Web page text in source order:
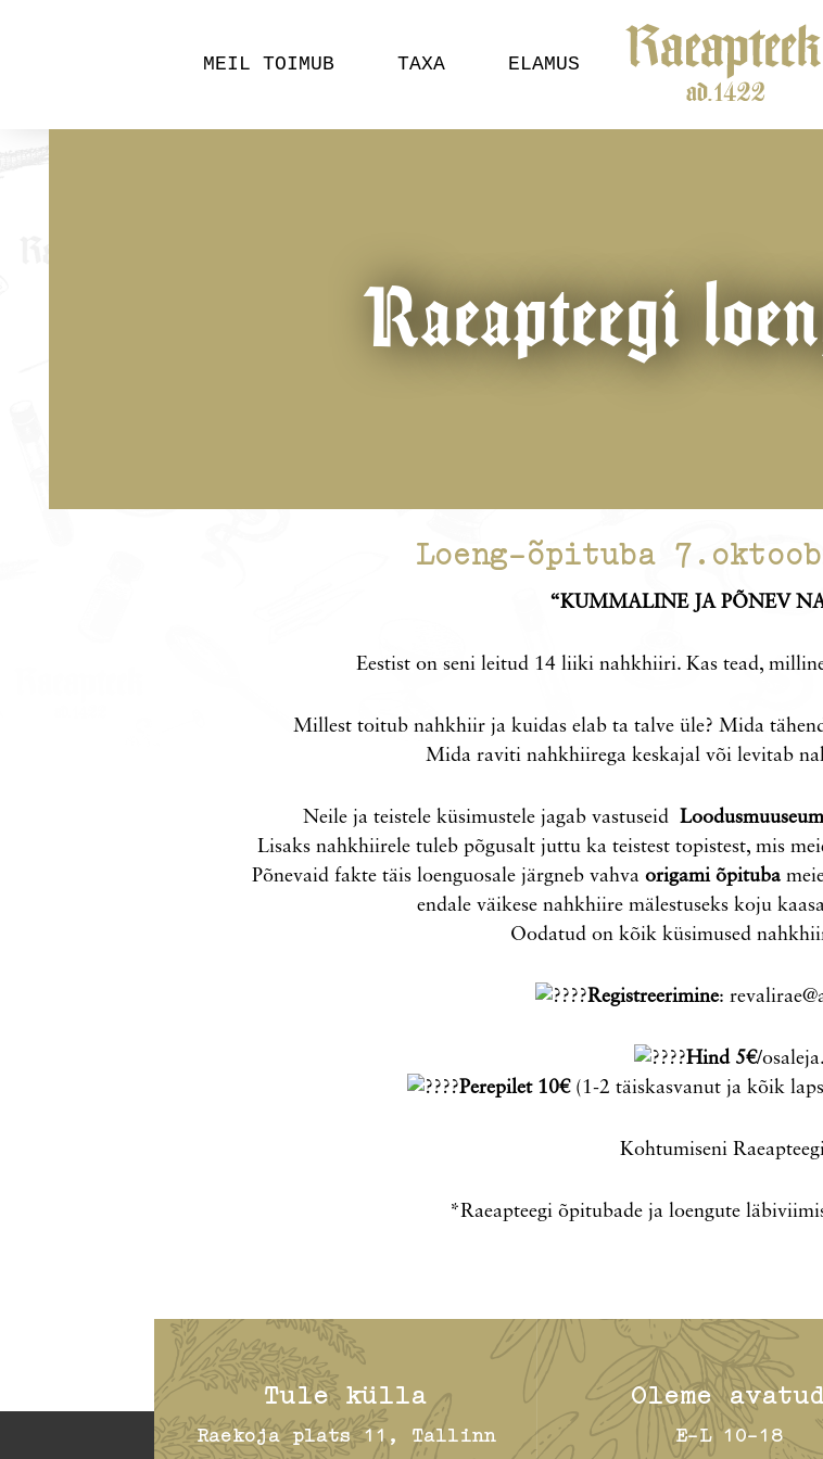
MEIL TOIMUB TAXA ELAMUS
Raeapteegi
Loeng-õpituba
“KUMMALINE JA PÕNEV
Eestist on seni leitud 14 liiki nahkhiiri. Kas tead,
Millest toitub nahkhiir ja kuidas elab ta talve üle? Mida
Mida raviti nahkhiirega keskajal või levitab
Neile ja teistele küsimustele jagab vastuseid
Lisaks nahkhiirele tuleb põgusalt juttu ka teistest topistest, mis
Põnevaid fakte täis loenguosale järgneb vahva origami õpituba
endale väikese nahkhiire mälestuseks koju
Oodatud on kõik küsimused
Registreerimine:
Hind 5€/osaleja.
Perepilet 10€(1-2 täiskasvanut ja kõik
Kohtumiseni
*Raeapteegi õpitubade ja loengute
Tule külla
Raekoja plats 11, Tallinn
Oleme
E-L 10-18